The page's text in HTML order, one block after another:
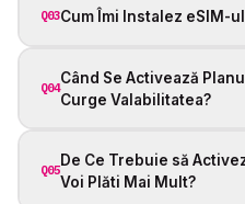
Q03Cum Îmi Instalez eSIM-
Q04
Când Se Activează
Curge Valabilitatea?
Q05
De Ce Trebuie să
Voi Plăti Mai Mult?